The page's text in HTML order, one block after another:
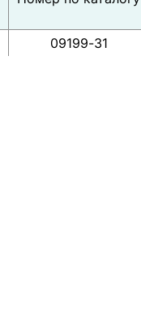
09199-31